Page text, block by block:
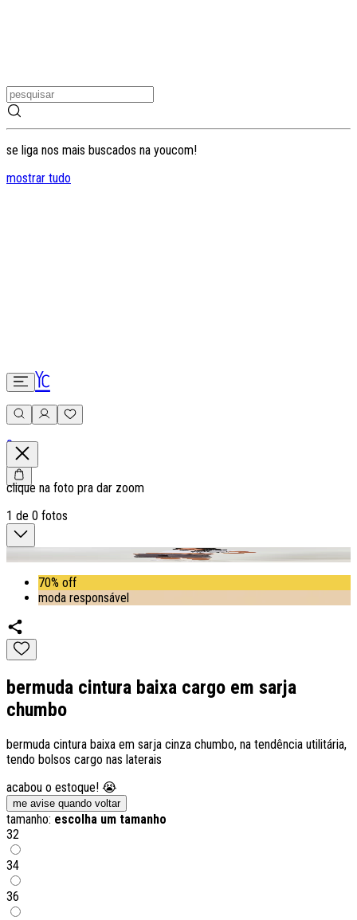
se liga nos mais buscados na youcom!
mostrar tudo
0
clique na foto pra dar zoom
1 de 0 fotos
70% off
moda responsável
bermuda cintura baixa cargo em sarja
chumbo
bermuda cintura baixa em sarja cinza chumbo, na tendência utilitária,
tendo bolsos cargo nas laterais
acabou o estoque! 😭
me avise quando voltar
tamanho: escolha um tamanho
32
34
36